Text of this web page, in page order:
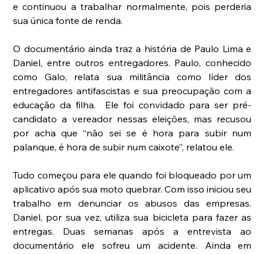
e continuou a trabalhar normalmente, pois perderia
sua única fonte de renda.
O documentário ainda traz a história de Paulo Lima e
Daniel, entre outros entregadores. Paulo, conhecido
como Galo, relata sua militância como líder dos
entregadores antifascistas e sua preocupação com a
educação da filha.  Ele foi convidado para ser pré-
candidato a vereador nessas eleições, mas recusou
por acha que “não sei se é hora para subir num
palanque, é hora de subir num caixote”, relatou ele.
Tudo começou para ele quando foi bloqueado por um
aplicativo após sua moto quebrar. Com isso iniciou seu
trabalho em denunciar os abusos das empresas.
Daniel, por sua vez, utiliza sua bicicleta para fazer as
entregas. Duas semanas após a entrevista ao
documentário ele sofreu um acidente. Ainda em